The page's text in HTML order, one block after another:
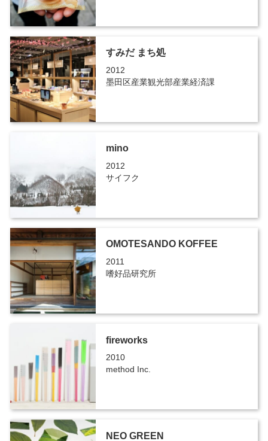
すみだ まち処
2012
墨田区産業観光部産業経済課
mino
2012
サイフク
OMOTESANDO KOFFEE
2011
嗜好品研究所
fireworks
2010
method Inc.
NEO GREEN